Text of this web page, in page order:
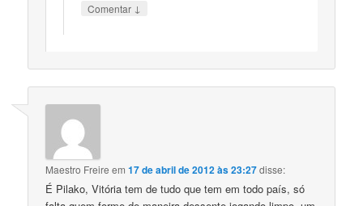
Comentar ↓
Maestro Freire em17 de abril de 2012 às 23:27disse:
É Pilako, Vitória tem de tudo que tem em todo país, só